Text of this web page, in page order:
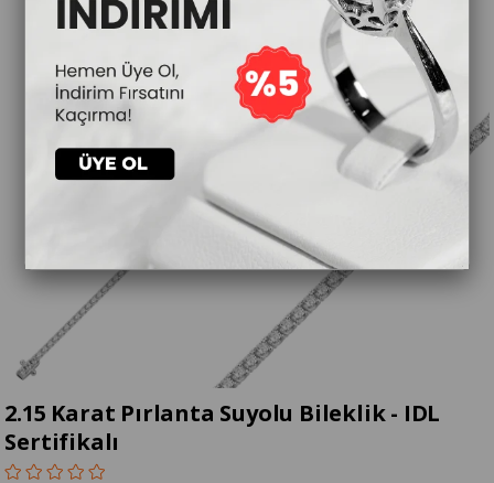
2.15 Karat Pırlanta Suyolu Bileklik - IDL
Sertifikalı